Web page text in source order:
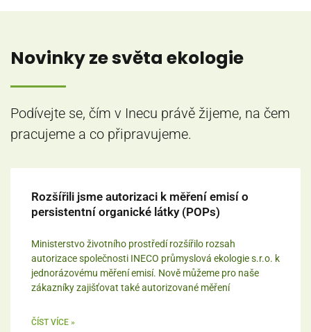
Novinky ze světa ekologie
Podívejte se, čím v Inecu právě žijeme, na čem
pracujeme a co připravujeme.
Rozšířili jsme autorizaci k měření emisí o
persistentní organické látky (POPs)
Ministerstvo životního prostředí rozšířilo rozsah
autorizace společnosti INECO průmyslová ekologie s.r.o. k
jednorázovému měření emisí. Nově můžeme pro naše
zákazníky zajišťovat také autorizované měření
ČÍST VÍCE »